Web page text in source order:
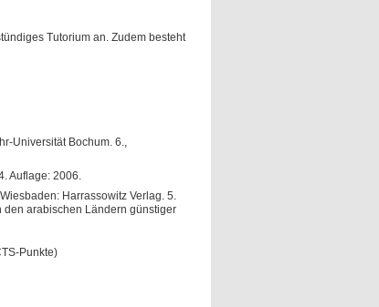
Tutorium an. Zudem besteht
Universität Bochum. 6.,
Auflage: 2006.
Harrassowitz Verlag. 5.
arabischen Ländern günstiger
Punkte)